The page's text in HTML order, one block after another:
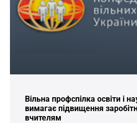
Вільна профспілка освіти і
вимагає підвищення
вчителям